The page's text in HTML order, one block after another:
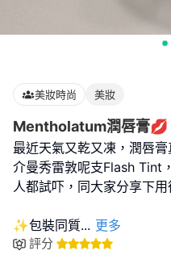
美妝時尚 美妝
Mentholatum潤唇膏💋
最近天氣又乾又凍，潤唇
介曼秀雷敦呢支Flash Tint
人都試吓，同大家分享下
✨包裝同質... 更多
評分